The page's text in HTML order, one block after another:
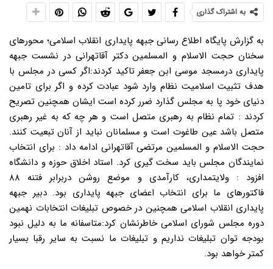
به اشتراک گذاری
به گزارش پایگاه اطلاع رسانی جبهه پایداری انقلاب اسلامی؛ محورهای
سخنان حجت الاسلام و المسلمین دکتر آقاتهرانی در نشست جبهه
پایداری درمسجد موسی ابن جعفر تاکید کردند:اگر کسی در مجلس با
هدف تثبیت اسلامیت نظام وارد شود عبادت کرده و اگر برای تامین
دنیای خود پا به مجلس گذارد ضرر کرده است ایشان همچنین تصریح
کردند : تمام نظام به رهبری متصل است و هر چه که به غیر رهبری
متصل باشد عین طاغوت است و مسلمانان نباید از آنان تبعیت کنند.
حجت الاسلام و المسلمین مرتضی آقاتهرانی ادامه داد : برای انتخاب
نمایندگان مجلس باید سخت گیری کرد. استاد اخلاق حوزه و دانشگاه
افزود : ولایتمداری، کارآمدی و موضع روشن دربرابر فتنه ۸۸
فاکتورهای ما برای انتخاب اعضای جبهه پایداری بود. دبیر جبهه
پایداری انقلاب اسلامی همچنین در خصوص تبلیغات انتخابات نهمین
دوره مجلس شورای اسلامی خاطرنشان کرد:متاسفانه ما به دلیل نبود
بودجه توان تبلیغات نداریم و تبلیغات ما نسبت به سایر رقبا بسیار
کمتر خواهد بود.